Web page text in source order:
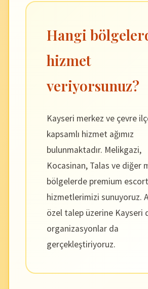
Hangi
hizmet
veriyorsunuz?
Kayseri merkez ve çevre
kapsamlı hizmet ağımız
bulunmaktadır. Melikgazi,
Kocasinan, Talas ve diğer
bölgelerde premium
hizmetlerimizi sunuyoruz.
özel talep üzerine Kayseri
organizasyonlar da
gerçekleştiriyoruz.